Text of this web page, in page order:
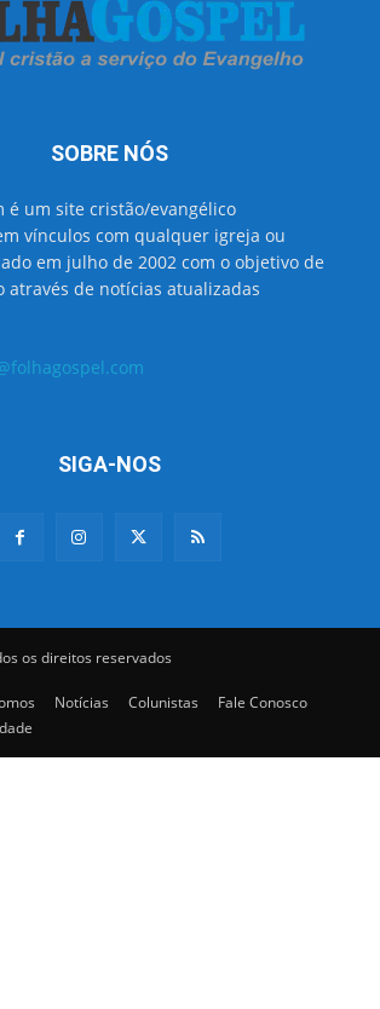
SOBRE NÓS
é um site cristão/evangélico
vínculos com qualquer igreja ou
em julho de 2002 com o objetivo de
através de notícias atualizadas
SIGA-NOS
os direitos reservados
Notícias Colunistas
Fale Conosco